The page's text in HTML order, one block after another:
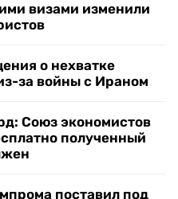
визами изменили
о нехватке
за войны с Ираном
Союз экономистов
полученный
поставил под